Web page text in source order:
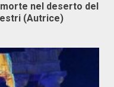
nel deserto del
(Autrice)